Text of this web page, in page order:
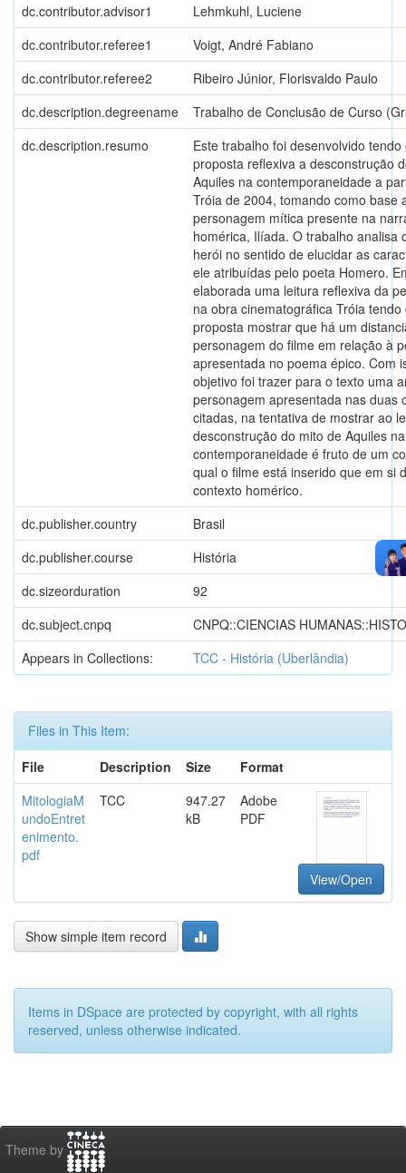
dc.contributor.advisor1
Lehmkuhl, Luciene
dc.contributor.referee1
Voigt, André Fabiano
dc.contributor.referee2
Ribeiro Júnior, Florisvaldo Paulo
dc.description.degreename
Trabalho de Conclusão de Curso
dc.description.resumo
Este trabalho foi desenvolvido tendo
proposta reflexiva a desconstrução
Aquiles na contemporaneidade a
Tróia de 2004, tomando como base
personagem mítica presente na
homérica, Ilíada. O trabalho analisa
herói no sentido de elucidar as
ele atribuídas pelo poeta Homero.
elaborada uma leitura reflexiva da
na obra cinematográfica Tróia tendo
proposta mostrar que há um
personagem do filme em relação à
apresentada no poema épico. Com
objetivo foi trazer para o texto uma
personagem apresentada nas duas
citadas, na tentativa de mostrar ao
desconstrução do mito de Aquiles na
contemporaneidade é fruto de um
qual o filme está inserido que em si
contexto homérico.
dc.publisher.country
Brasil
dc.publisher.course
História
dc.sizeorduration
92
dc.subject.cnpq
CNPQ::CIENCIAS
Appears in Collections:
TCC - História (Uberlândia)
Files in This Item:
File
Description Size
Format
MitologiaM
undoEntret
enimento.
pdf
TCC
947.27
kB
Adobe
PDF
View/Open
Show simple item record
Items in DSpace are protected by copyright, with all rights
reserved, unless otherwise indicated.
Theme by